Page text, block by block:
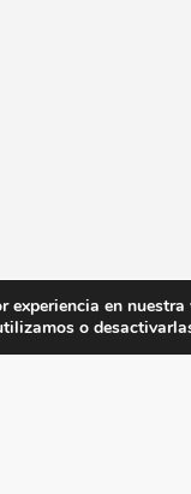
experiencia en nuestra
o